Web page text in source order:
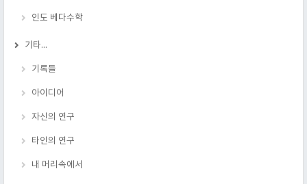
인도 베다수학
기타...
기록들
아이디어
자신의 연구
타인의 연구
내 머리속에서